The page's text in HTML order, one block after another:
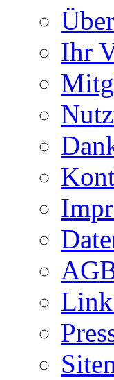
Ihr